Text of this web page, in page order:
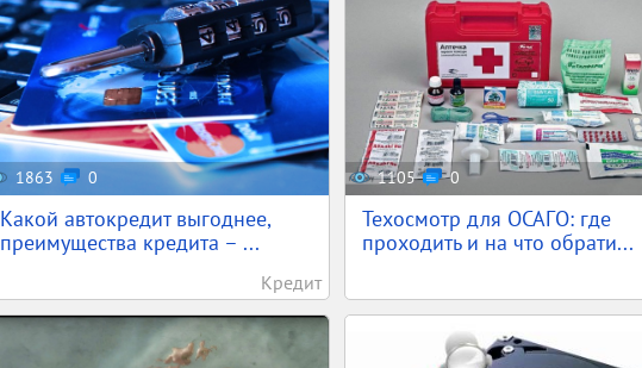
1863 0
Какой автокредит выгоднее,
преимущества кредита – ...
Кредит
1105 0
Техосмотр для ОСАГО: где
проходить и на что обрати...